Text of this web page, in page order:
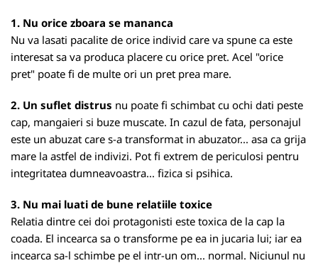
1. Nu orice zboara se mananca
Nu va lasati pacalite de orice individ care va spune ca este
interesat sa va produca placere cu orice pret. Acel "orice
pret" poate fi de multe ori un pret prea mare.
2. Un suflet distrus nu poate fi schimbat cu ochi dati peste
cap, mangaieri si buze muscate. In cazul de fata, personajul
este un abuzat care s-a transformat in abuzator... asa ca grija
mare la astfel de indivizi. Pot fi extrem de periculosi pentru
integritatea dumneavoastra... fizica si psihica.
3. Nu mai luati de bune relatiile toxice
Relatia dintre cei doi protagonisti este toxica de la cap la
coada. El incearca sa o transforme pe ea in jucaria lui; iar ea
incearca sa-l schimbe pe el intr-un om... normal. Niciunul nu